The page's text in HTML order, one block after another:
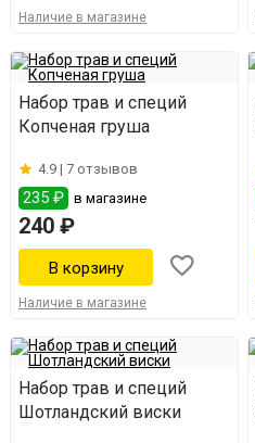
Наличие в магазине
Набор трав и специй
Копченая груша
4.9 | 7 отзывов
235 ₽ в магазине
240 ₽
Наличие в магазине
Набор трав и специй
Шотландский виски